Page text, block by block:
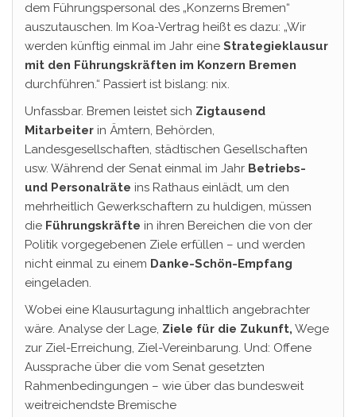
dem Führungspersonal des „Konzerns Bremen“
auszutauschen. Im Koa-Vertrag heißt es dazu: „Wir
werden künftig einmal im Jahr eine Strategieklausur
mit den Führungskräften im Konzern Bremen
durchführen.“ Passiert ist bislang: nix.
Unfassbar. Bremen leistet sich Zigtausend
Mitarbeiter in Ämtern, Behörden,
Landesgesellschaften, städtischen Gesellschaften
usw. Während der Senat einmal im Jahr Betriebs-
und Personalräte ins Rathaus einlädt, um den
mehrheitlich Gewerkschaftern zu huldigen, müssen
die Führungskräfte in ihren Bereichen die von der
Politik vorgegebenen Ziele erfüllen – und werden
nicht einmal zu einem Danke-Schön-Empfang
eingeladen.
Wobei eine Klausurtagung inhaltlich angebrachter
wäre. Analyse der Lage, Ziele für die Zukunft, Wege
zur Ziel-Erreichung, Ziel-Vereinbarung. Und: Offene
Aussprache über die vom Senat gesetzten
Rahmenbedingungen – wie über das bundesweit
weitreichendste Bremische